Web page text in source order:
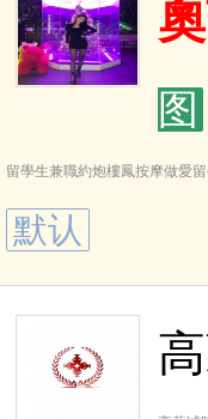
图
留學生兼職約炮樓鳳按摩做愛
默认